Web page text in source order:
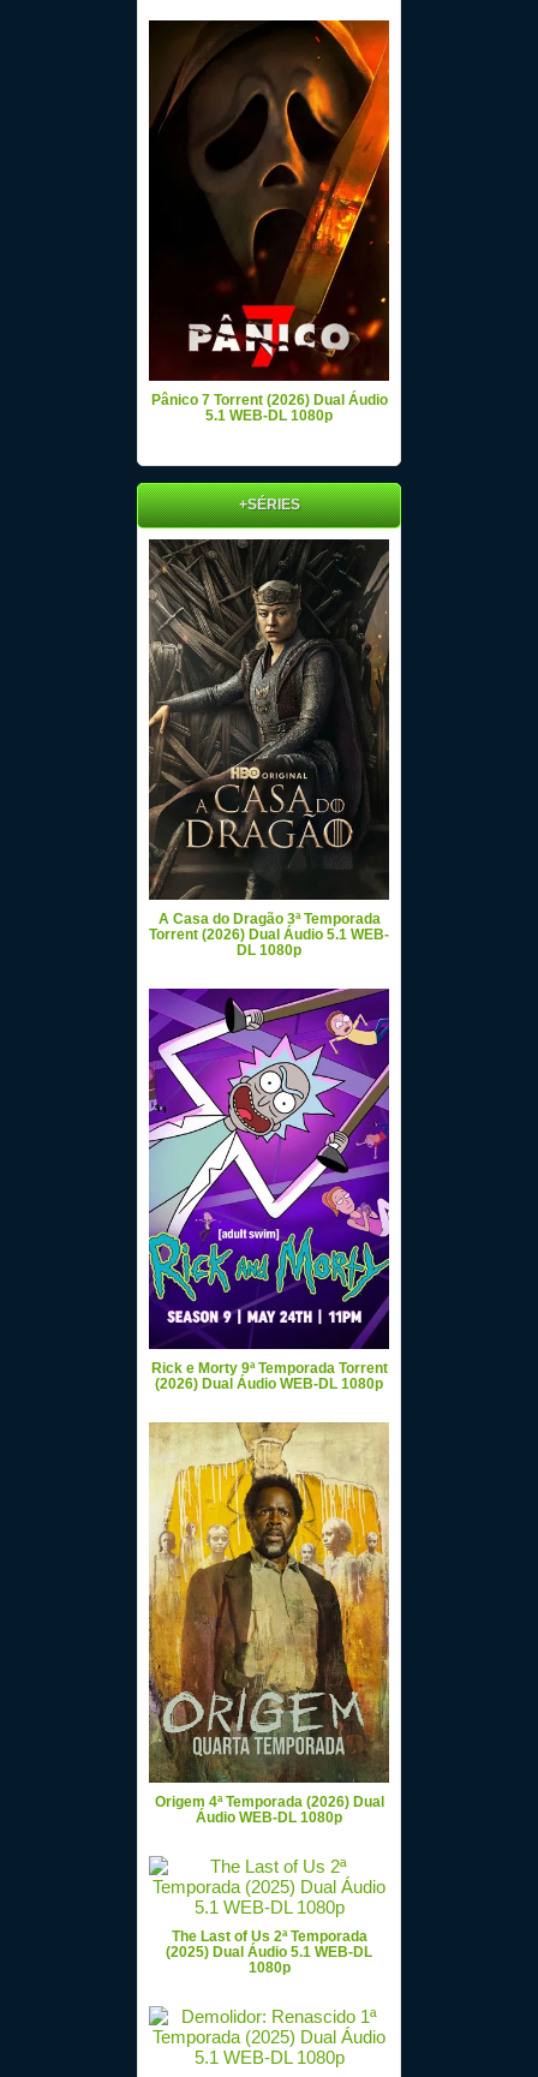
Pânico 7 Torrent (2026) Dual Áudio
5.1 WEB-DL 1080p
+SÉRIES
A Casa do Dragão 3ª Temporada
Torrent (2026) Dual Áudio 5.1 WEB-
DL 1080p
Rick e Morty 9ª Temporada Torrent
(2026) Dual Áudio WEB-DL 1080p
Origem 4ª Temporada (2026) Dual
Áudio WEB-DL 1080p
The Last of Us 2ª Temporada
(2025) Dual Áudio 5.1 WEB-DL
1080p